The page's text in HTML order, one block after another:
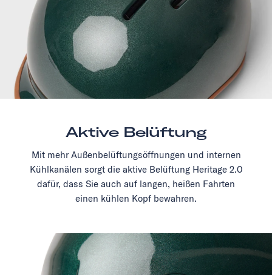
Aktive Belüftung
Mit mehr Außenbelüftungsöffnungen und internen
Kühlkanälen sorgt die aktive Belüftung Heritage 2.0
dafür, dass Sie auch auf langen, heißen Fahrten
einen kühlen Kopf bewahren.